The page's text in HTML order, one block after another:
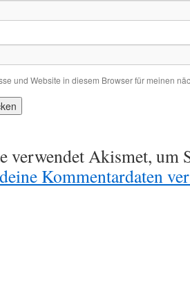
und Website in diesem Browser für meinen
verwendet Akismet, um
Kommentardaten